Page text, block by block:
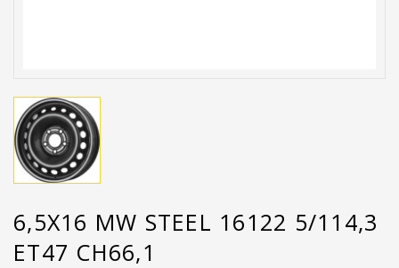
6,5X16 MW STEEL 16122 5/114,3
ET47 CH66,1